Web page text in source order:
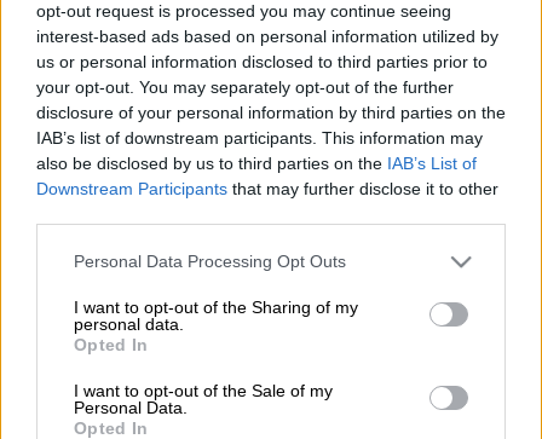
opt-out request is processed you may continue seeing
interest-based ads based on personal information utilized by
us or personal information disclosed to third parties prior to
your opt-out. You may separately opt-out of the further
disclosure of your personal information by third parties on the
IAB’s list of downstream participants. This information may
also be disclosed by us to third parties on the IAB’s List of
Downstream Participants that may further disclose it to other
Please note that this website/app uses one or more Google
not limited to your visit or usage behaviour. You may click to
grant or deny consent to Google and its third-party tags to
use your data for below specified purposes in below Google
consent section.
Personal Data Processing Opt Outs
I want to opt-out of the Sharing of my
personal data.
Opted In
I want to opt-out of the Sale of my
Personal Data.
Opted In
ΑΛΛΑ #TAGS
Twitter
δισεκατομμυριούχος